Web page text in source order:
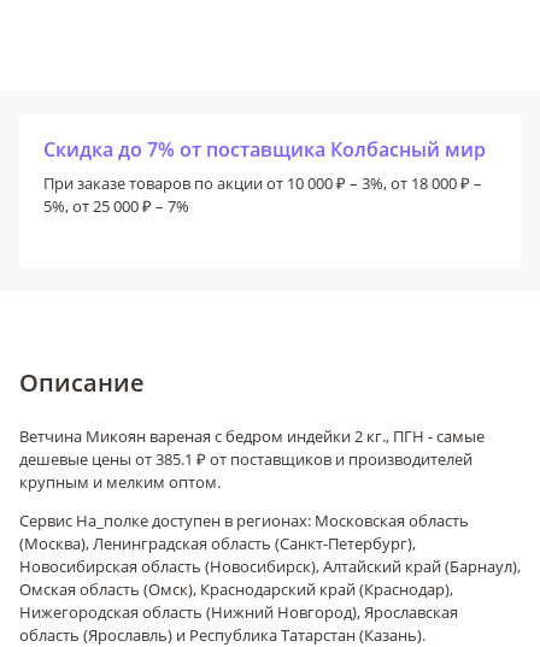
Скидка до 7% от поставщика Колбасный мир
При заказе товаров по акции от 10 000 ₽ – 3%, от 18 000 ₽ –
5%, от 25 000 ₽ – 7%
Описание
Ветчина Микоян вареная с бедром индейки 2 кг., ПГН - самые
дешевые цены от 385.1 ₽ от поставщиков и производителей
крупным и мелким оптом.
Сервис На_полке доступен в регионах: Московская область
(Москва), Ленинградская область (Санкт-Петербург),
Новосибирская область (Новосибирск), Алтайский край (Барнаул),
Омская область (Омск), Краснодарский край (Краснодар),
Нижегородская область (Нижний Новгород), Ярославская
область (Ярославль) и Республика Татарстан (Казань).